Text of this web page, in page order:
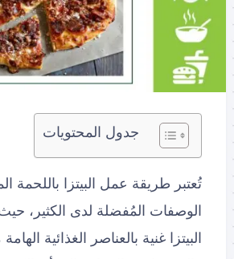
جدول المحتويات
تُعتبر طريقة عمل البيتزا باللحمة
الوصفات المُفضلة لدى الكثير،
البيتزا غنية بالعناصر الغذائية